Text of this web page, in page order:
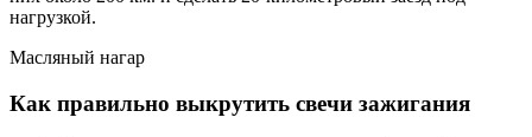
нагрузкой.
Масляный нагар
Как правильно выкрутить свечи зажигания